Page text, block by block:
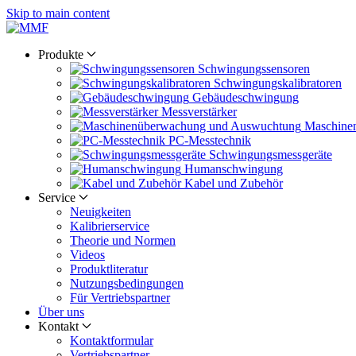
Skip to main content
Produkte
Schwingungs­sensoren
Schwingungs­kalibratoren
Gebäude­schwingung
Messverstärker
PC-Messtechnik
Schwingungs­messgeräte
Human­schwingung
Kabel und Zubehör
Service
Neuigkeiten
Kalibrier­service
Theorie und Normen
Videos
Produkt­literatur
Nutzungs­bedingungen
Für Vertriebs­partner
Über uns
Kontakt
Kontaktformular